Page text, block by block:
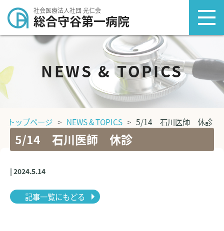
社会医療法人社団 光仁会
総合守谷第一病院
NEWS & TOPICS
トップページ NEWS & TOPICS 5/14 石川医師 休診
5/14 石川医師 休診
| 2024.5.14
記事一覧にもどる